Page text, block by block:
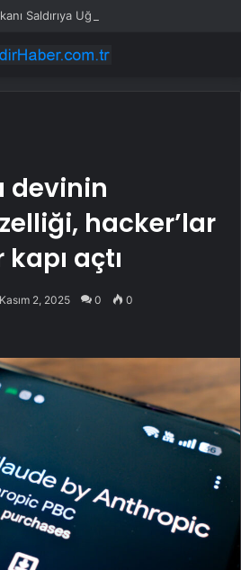
Saldırıya Uğradı
devinin
hacker’lar
açtı
Kasım 2, 2025 0 0